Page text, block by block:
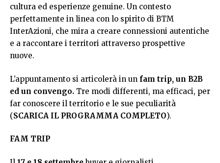
cultura ed esperienze genuine. Un contesto
perfettamente in linea con lo spirito di BTM
InterAzioni, che mira a creare connessioni autentiche
e a raccontare i territori attraverso prospettive
nuove.
L’appuntamento si articolerà in un fam trip, un B2B
ed un convengo. Tre modi differenti, ma efficaci, per
far conoscere il territorio e le sue peculiarità
(SCARICA IL PROGRAMMA COMPLETO).
FAM TRIP